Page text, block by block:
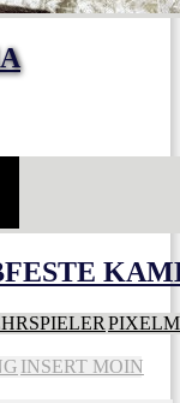
INSERT MOIN